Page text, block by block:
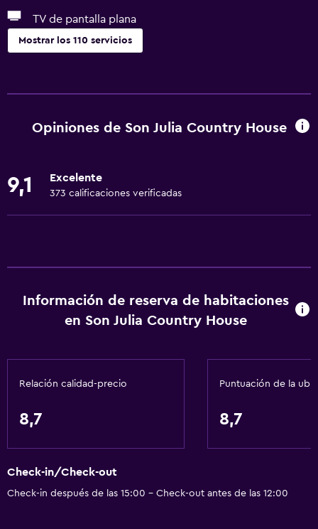
TV de pantalla plana
Mostrar los 110 servicios
Habitaciones familiares
Casilleros
Solárium
Insonorización
Artículos de aseo gratis
Alarma de humo
Opiniones de Son Julia Country House
9,1 Excelente
373 calificaciones verificadas
Información de reserva de habitaciones
en Son Julia Country House
Relación calidad-precio
8,7
Puntuación de la
8,7
Check-in/Check-out
Check-in después de las 15:00 - Check-out antes de las 12:00